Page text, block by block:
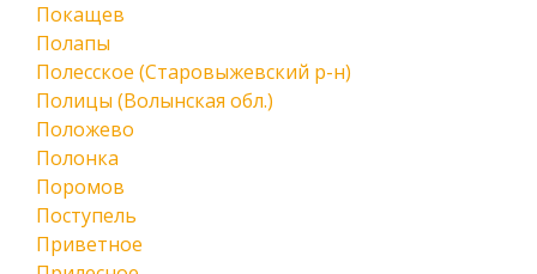
Покащев
Полапы
Полесское (Старовыжевский р-н)
Полицы (Волынская обл.)
Положево
Полонка
Поромов
Поступель
Приветное